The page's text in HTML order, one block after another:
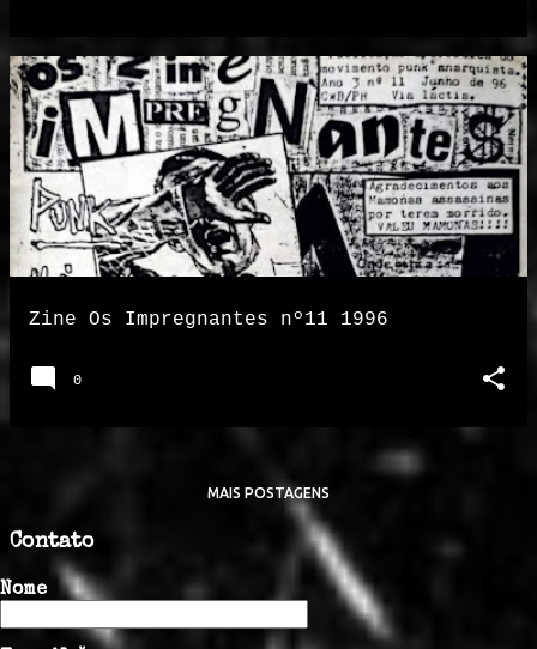
Zine Os Impregnantes nº11 1996
0
MAIS POSTAGENS
Contato
Nome